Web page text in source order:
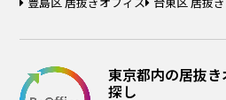
東京都内の居抜
探し